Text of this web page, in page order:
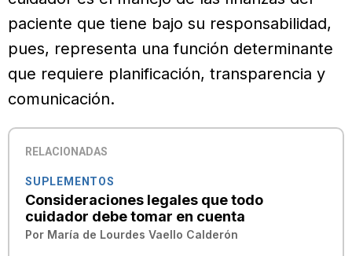
paciente que tiene bajo su responsabilidad,
pues, representa una función determinante
que requiere planificación, transparencia y
comunicación.
RELACIONADAS
SUPLEMENTOS
Consideraciones legales que todo
cuidador debe tomar en cuenta
Por María de Lourdes Vaello Calderón